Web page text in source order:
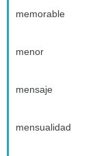
memorable
menor
mensaje
mensualidad